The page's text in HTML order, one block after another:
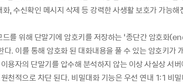
, 수신확인 메시지 삭제 등 강력한 사생활 보호가 가능해
드를 위해 단말기에 암호키를 저장하는 ‘종단간 암호화
이를 통해 암호화 된 대화내용을 풀 수 있는 암호키가
용자의 단말기를 압수해 분석하지 않는 이상 사실상 서
천적으로 차단 된다. 비밀대화 기능은 우선 연내 1:1 비